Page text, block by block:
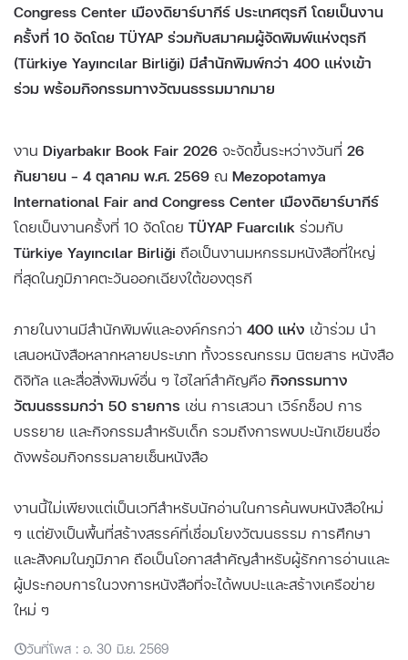
Congress Center เมืองดิยาร์บากีร์ ประเทศตุรกี โดยเป็นงาน
ครั้งที่ 10 จัดโดย TÜYAP ร่วมกับสมาคมผู้จัดพิมพ์แห่งตุรกี
(Türkiye Yayıncılar Birliği) มีสำนักพิมพ์กว่า 400 แห่งเข้า
ร่วม พร้อมกิจกรรมทางวัฒนธรรมมากมาย
งาน Diyarbakır Book Fair 2026 จะจัดขึ้นระหว่างวันที่ 26
กันยายน – 4 ตุลาคม พ.ศ. 2569 ณ Mezopotamya
International Fair and Congress Center เมืองดิยาร์บากีร์
โดยเป็นงานครั้งที่ 10 จัดโดย TÜYAP Fuarcılık ร่วมกับ
Türkiye Yayıncılar Birliği ถือเป็นงานมหกรรมหนังสือที่ใหญ่
ที่สุดในภูมิภาคตะวันออกเฉียงใต้ของตุรกี
ภายในงานมีสำนักพิมพ์และองค์กรกว่า 400 แห่ง เข้าร่วม นำ
เสนอหนังสือหลากหลายประเภท ทั้งวรรณกรรม นิตยสาร หนังสือ
ดิจิทัล และสื่อสิ่งพิมพ์อื่น ๆ ไฮไลท์สำคัญคือ กิจกรรมทาง
วัฒนธรรมกว่า 50 รายการ เช่น การเสวนา เวิร์กช็อป การ
บรรยาย และกิจกรรมสำหรับเด็ก รวมถึงการพบปะนักเขียนชื่อ
ดังพร้อมกิจกรรมลายเซ็นหนังสือ
งานนี้ไม่เพียงแต่เป็นเวทีสำหรับนักอ่านในการค้นพบหนังสือใหม่
ๆ แต่ยังเป็นพื้นที่สร้างสรรค์ที่เชื่อมโยงวัฒนธรรม การศึกษา
และสังคมในภูมิภาค ถือเป็นโอกาสสำคัญสำหรับผู้รักการอ่านและ
ผู้ประกอบการในวงการหนังสือที่จะได้พบปะและสร้างเครือข่าย
ใหม่ ๆ
วันที่โพส : อ. 30 มิ.ย. 2569